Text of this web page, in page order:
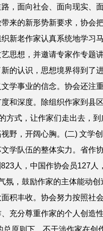
，面向社会、面向现实、
来的新形势新要求，协会
新老作家认真系统地学习
思想，并邀请专家作专题
的认识，思想境界得到了
学事业的信念。协会还注
和深度。除组织作家到县
方式，让作家们走出去，到
野，开阔心胸。(二) 文学
学队伍的整体实力。省作
人，中国作协会员127人
氛，鼓励作家的主体能动创
积丰收。协会努力按照社
充分尊重作家的个人创造
总原则下，不干涉作家在创